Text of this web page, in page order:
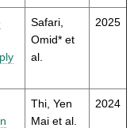
Safari,
Omid* et
al.
2025
Thi, Yen
Mai et al.
2024